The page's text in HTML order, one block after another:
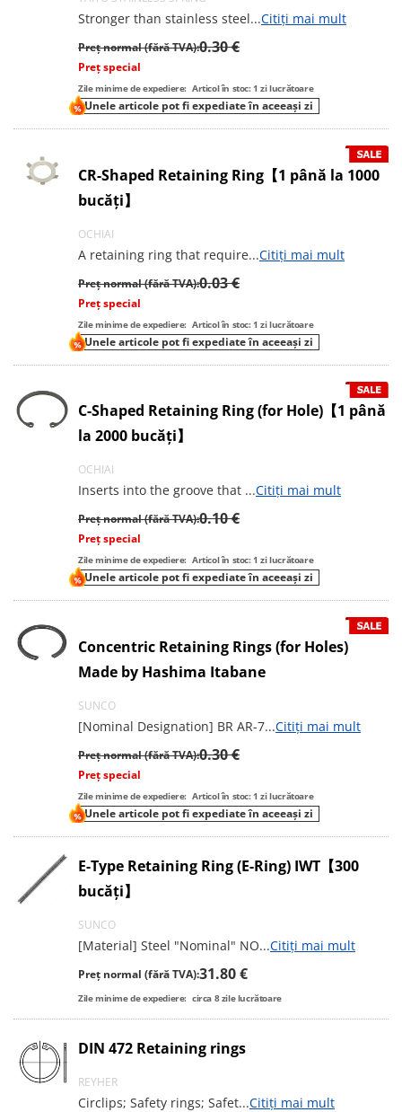
Stronger than stainless steel...Citiți mai mult
Preț normal (fără TVA):0.30 €
Preț special
Zile minime de expediere: Articol în stoc: 1 zi lucrătoare
Unele articole pot fi expediate în aceeași zi
CR-Shaped Retaining Ring【1 până la 1000
bucăți】
OCHIAI
A retaining ring that require...Citiți mai mult
Preț normal (fără TVA):0.03 €
Preț special
Zile minime de expediere: Articol în stoc: 1 zi lucrătoare
Unele articole pot fi expediate în aceeași zi
C-Shaped Retaining Ring (for Hole)【1 până
la 2000 bucăți】
OCHIAI
Inserts into the groove that ...Citiți mai mult
Preț normal (fără TVA):0.10 €
Preț special
Zile minime de expediere: Articol în stoc: 1 zi lucrătoare
Unele articole pot fi expediate în aceeași zi
Concentric Retaining Rings (for Holes)
Made by Hashima Itabane
SUNCO
[Nominal Designation] BR AR-7...Citiți mai mult
Preț normal (fără TVA):0.30 €
Preț special
Zile minime de expediere: Articol în stoc: 1 zi lucrătoare
Unele articole pot fi expediate în aceeași zi
E-Type Retaining Ring (E-Ring) IWT【300
bucăți】
SUNCO
[Material] Steel "Nominal" NO...Citiți mai mult
Preț normal (fără TVA):31.80 €
Zile minime de expediere: circa 8zile lucrătoare
DIN 472 Retaining rings
REYHER
Circlips; Safety rings; Safet...Citiți mai mult